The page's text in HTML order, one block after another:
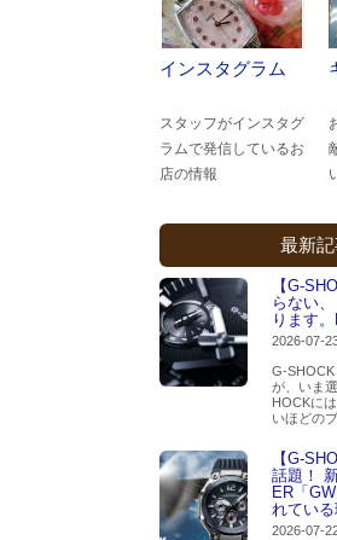
インスタグラム
スタッフがインスタグ
ラムで発信しているお
店の情報
最新
【G-
らない
ります
2026-07-
G-SHOCK
が、いま
HOCKに
いほどのブ
【G-
話題！
ER「
れてい
2026-07-